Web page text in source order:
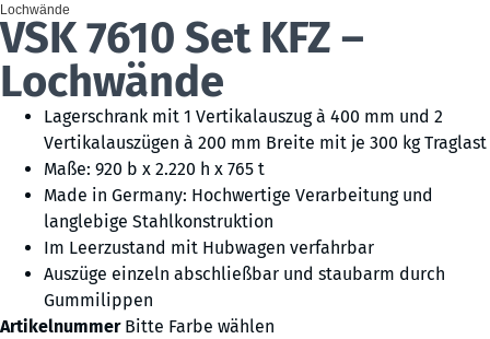
Lochwände
VSK 7610 Set KFZ –
Lochwände
Lagerschrank mit 1 Vertikalauszug à 400 mm und 2
Vertikalauszügen à 200 mm Breite mit je 300 kg Traglast
Maße: 920 b x 2.220 h x 765 t
Made in Germany: Hochwertige Verarbeitung und
langlebige Stahlkonstruktion
Im Leerzustand mit Hubwagen verfahrbar
Auszüge einzeln abschließbar und staubarm durch
Gummilippen
Artikelnummer Bitte Farbe wählen